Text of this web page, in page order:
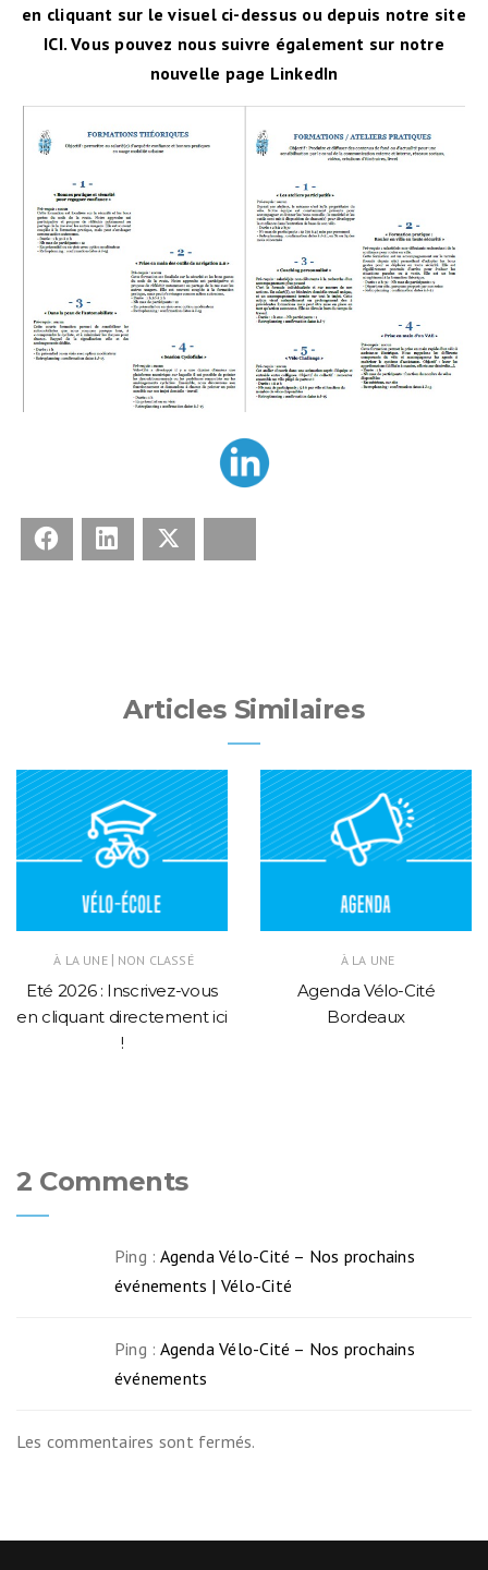
en cliquant sur le visuel ci-dessus ou depuis notre site
ICI. Vous pouvez nous suivre également sur notre
nouvelle page LinkedIn
Facebook LinkedIn
Articles Similaires
À LA UNE | NON CLASSÉ
Eté 2026 : Inscrivez-vous
en cliquant directement ici
!
À LA UNE
Agenda Vélo-Cité
Bordeaux
2 Comments
Ping : Agenda Vélo-Cité – Nos prochains
événements | Vélo-Cité
Ping : Agenda Vélo-Cité – Nos prochains
événements
Les commentaires sont fermés.